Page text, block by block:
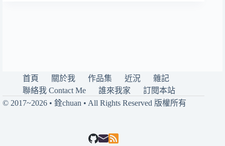
首頁 關於我 作品集 近況
雜記
聯絡我 Contact Me
誰來我家
訂閱本站
© 2017~2026 • 銓chuan • All Rights Reserved 版權所有